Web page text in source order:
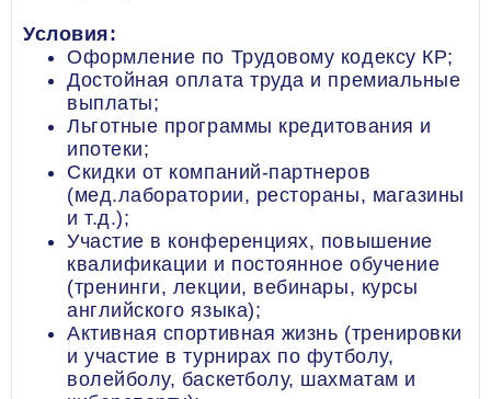
Условия:
Оформление по Трудовому кодексу КР;
Достойная оплата труда и премиальные
выплаты;
Льготные программы кредитования и
ипотеки;
Скидки от компаний-партнеров
(мед.лаборатории, рестораны, магазины
и т.д.);
Участие в конференциях, повышение
квалификации и постоянное обучение
(тренинги, лекции, вебинары, курсы
английского языка);
Активная спортивная жизнь (тренировки
и участие в турнирах по футболу,
волейболу, баскетболу, шахматам и